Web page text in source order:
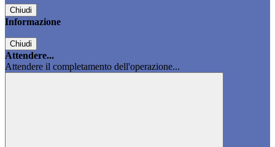
Chiudi
Informazione
Chiudi
Attendere...
Attendere il completamento dell'operazione...